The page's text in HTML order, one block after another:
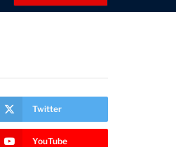
Twitter
YouTube